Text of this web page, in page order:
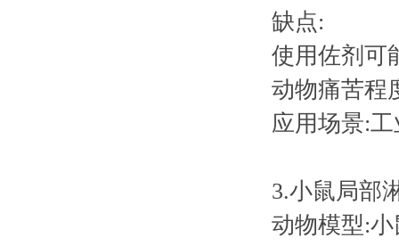
缺点:
使用佐剂可
动物痛苦程
应用场景:
3.小鼠局部
动物模型:小